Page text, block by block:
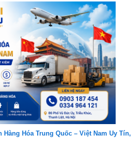
Hóa Trung Quốc – Việt Nam Uy Tín,